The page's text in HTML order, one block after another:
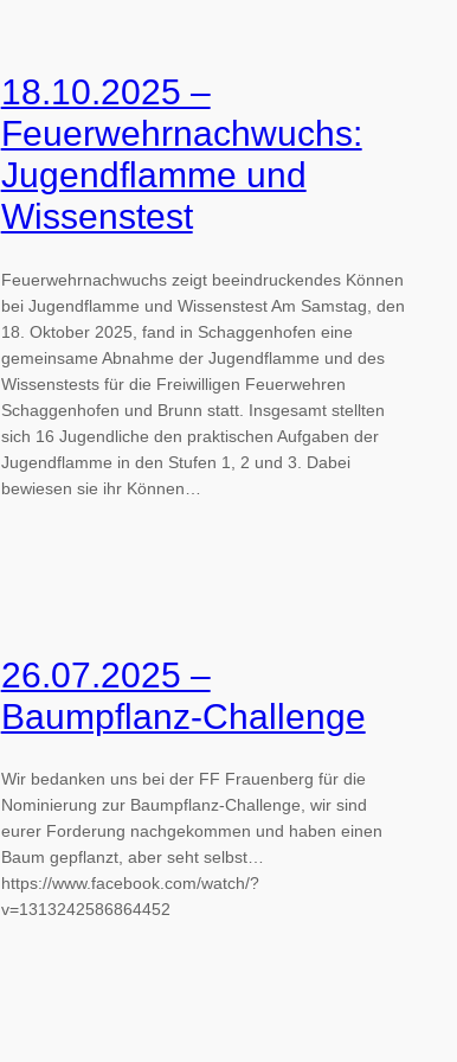
18.10.2025 –
Feuerwehrnachwuchs:
Jugendflamme und
Wissenstest
Feuerwehrnachwuchs zeigt beeindruckendes Können
bei Jugendflamme und Wissenstest Am Samstag, den
18. Oktober 2025, fand in Schaggenhofen eine
gemeinsame Abnahme der Jugendflamme und des
Wissenstests für die Freiwilligen Feuerwehren
Schaggenhofen und Brunn statt. Insgesamt stellten
sich 16 Jugendliche den praktischen Aufgaben der
Jugendflamme in den Stufen 1, 2 und 3. Dabei
bewiesen sie ihr Können…
26.07.2025 –
Baumpflanz-Challenge
Wir bedanken uns bei der FF Frauenberg für die
Nominierung zur Baumpflanz-Challenge, wir sind
eurer Forderung nachgekommen und haben einen
Baum gepflanzt, aber seht selbst…
https://www.facebook.com/watch/?
v=1313242586864452